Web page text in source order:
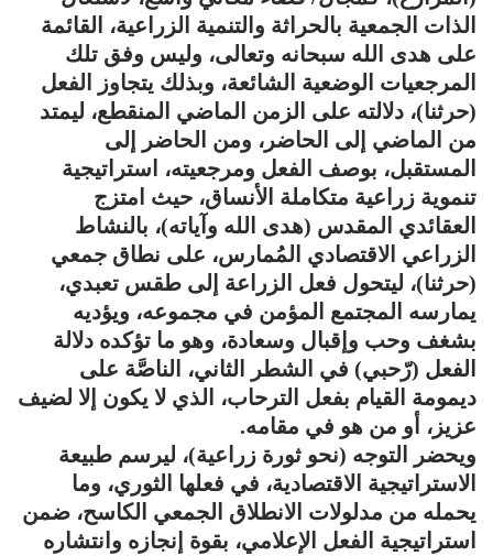
الذات الجمعية بالحراثة والتنمية الزراعية، القائمة
على هدى الله سبحانه وتعالى، وليس وفق تلك
المرجعيات الوضعية الشائعة، وبذلك يتجاوز الفعل
(حرثنا)، دلالته على الزمن الماضي المنقطع، ليمتد
من الماضي إلى الحاضر، ومن الحاضر إلى
المستقبل، بوصف الفعل ومرجعيته، استراتيجية
تنموية زراعية متكاملة الأنساق، حيث امتزج
العقائدي المقدس (هدى الله وآياته)، بالنشاط
الزراعي الاقتصادي المُمارس، على نطاق جمعي
(حرثنا)، ليتحول فعل الزراعة إلى طقس تعبدي،
يمارسه المجتمع المؤمن في مجموعه، ويؤديه
بشغف وحب وإقبال وسعادة، وهو ما تؤكده دلالة
الفعل (رّحبي) في الشطر الثاني، الناصَّة على
ديمومة القيام بفعل الترحاب، الذي لا يكون إلا لضيف
عزيز، أو من هو في مقامه.
ويحضر التوجه (نحو ثورة زراعية)، ليرسم طبيعة
الاستراتيجية الاقتصادية، في فعلها الثوري، وما
يحمله من مدلولات الانطلاق الجمعي الكاسح، ضمن
استراتيجية الفعل الإعلامي، بقوة إنجازه وانتشاره